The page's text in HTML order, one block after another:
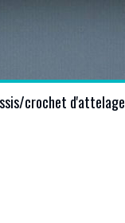
crochet d'attelage